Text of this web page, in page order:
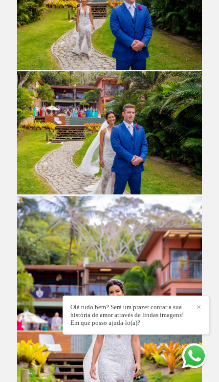
✕
Olá tudo bem? Será um prazer contar a sua
história de amor através de lindas imagens!
Em que posso ajuda-lo(a)?